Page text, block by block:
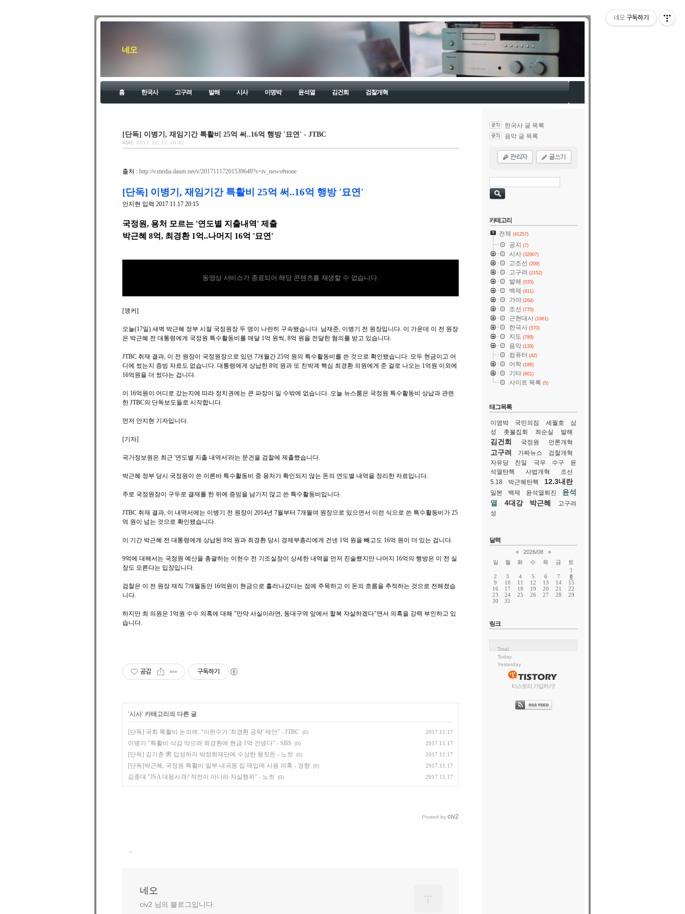
네오
홈 한국사 고구려 발해 시사 이명박 윤석열 김건희 검찰개혁
[단독] 이병기, 재임기간 특활비 25억 써..16억 행방 '묘연' - JTBC
시사 2017. 11. 17. 20:42
출처 : http://v.media.daum.net/v/20171117201539649?s=tv_news#none
[단독] 이병기, 재임기간 특활비 25억 써..16억 행방 '묘연'
안지현 입력 2017.11.17 20:15
국정원, 용처 모르는 '연도별 지출내역' 제출
박근혜 8억, 최경환 1억..나머지 16억 '묘연'
동영상 서비스가 종료되어 해당 콘텐츠를 재생할 수 없습니다.
[앵커]
오늘(17일) 새벽 박근혜 정부 시절 국정원장 두 명이 나란히 구속됐습니다. 남재준, 이병기 전 원장입니다. 이 가운데 이 전 원장
은 박근혜 전 대통령에게 국정원 특수활동비를 매달 1억 원씩, 8억 원을 전달한 혐의를 받고 있습니다.
JTBC 취재 결과, 이 전 원장이 국정원장으로 있던 7개월간 25억 원의 특수활동비를 쓴 것으로 확인됐습니다. 모두 현금이고 어
디에 썼는지 증빙 자료도 없습니다. 대통령에게 상납한 8억 원과 또 친박계 핵심 최경환 의원에게 준 걸로 나오는 1억원 이외에
16억원을 더 썼다는 겁니다.
이 16억원이 어디로 갔는지에 따라 정치권에는 큰 파장이 일 수밖에 없습니다. 오늘 뉴스룸은 국정원 특수활동비 상납과 관련
한 JTBC의 단독보도들로 시작합니다.
먼저 안지현 기자입니다.
[기자]
국가정보원은 최근 '연도별 지출 내역서'라는 문건을 검찰에 제출했습니다.
박근혜 정부 당시 국정원이 쓴 이른바 특수활동비 중 용처가 확인되지 않는 돈의 연도별 내역을 정리한 자료입니다.
주로 국정원장이 구두로 결재를 한 뒤에 증빙을 남기지 않고 쓴 특수활동비입니다.
JTBC 취재 결과, 이 내역서에는 이병기 전 원장이 2014년 7월부터 7개월여 원장으로 있으면서 이런 식으로 쓴 특수활동비가 25
억 원이 넘는 것으로 확인됐습니다.
이 기간 박근혜 전 대통령에게 상납된 8억 원과 최경환 당시 경제부총리에게 건넨 1억 원을 빼고도 16억 원이 더 있는 겁니다.
9억에 대해서는 국정원 예산을 총괄하는 이헌수 전 기조실장이 상세한 내역을 먼저 진술했지만 나머지 16억의 행방은 이 전 실
장도 모른다는 입장입니다.
검찰은 이 전 원장 재직 7개월동안 16억원이 현금으로 흘러나갔다는 점에 주목하고 이 돈의 흐름을 추적하는 것으로 전해졌습
니다.
하지만 최 의원은 1억원 수수 의혹에 대해 "만약 사실이라면, 동대구역 앞에서 할복 자살하겠다"면서 의혹을 강력 부인하고 있
습니다.
공감 구독하기
'시사' 카테고리의 다른 글
[단독] 국회 특활비 논의에.."이헌수가 '최경환 공략' 제안" - JTBC (0) 2017.11.17
이병기 "특활비 삭감 막으려 최경환에 현금 1억 건넸다" - SBS (0) 2017.11.17
[단독] 김기춘 靑 입성하자 박정희재단에 수상한 뭉칫돈 - 노컷 (0) 2017.11.17
[단독]박근혜, 국정원 특활비 일부 내곡동 집 매입에 사용 의혹 - 경향 (0) 2017.11.17
김종대 "JSA 대응사격? 작전이 아니라 자살행위" - 노컷 (0) 2017.11.17
Posted by civ2
,
네오
civ2 님의 블로그입니다.
한국사 글 목록
음악 글 목록
카테고리
전체
(41257)
공지 (7)
시사 (32907)
고조선 (209)
고구려 (2152)
발해 (535)
백제 (411)
가야 (264)
조선 (770)
근현대사 (1661)
한국사 (570)
지도 (789)
음악 (139)
컴퓨터 (42)
어학 (188)
기타 (601)
사이트 목록 (5)
태그목록
이명박 국민의짐 세월호
삼
성
촛불집회 최순실 발해
김건희 국정원 언론개혁
고구려 가짜뉴스
검찰개혁
자유당
친일 극우 수구
윤
석열탄핵
사법개혁
조선
5.18
박근혜탄핵 12.3내란
일본 백제 윤석열퇴진
윤석
열
4대강 박근혜
고구려
성
달력
« 2026/08
»
일
월 화 수 목 금
토
1
2
3 4 5 6 7
8
9
10 11 12 13 14
15
16
17 18 19 20 21
22
23
24 25 26 27 28
29
30
31
링크
Total
Today
Yesterday
티스토리 가입하기!
네오 구독하기